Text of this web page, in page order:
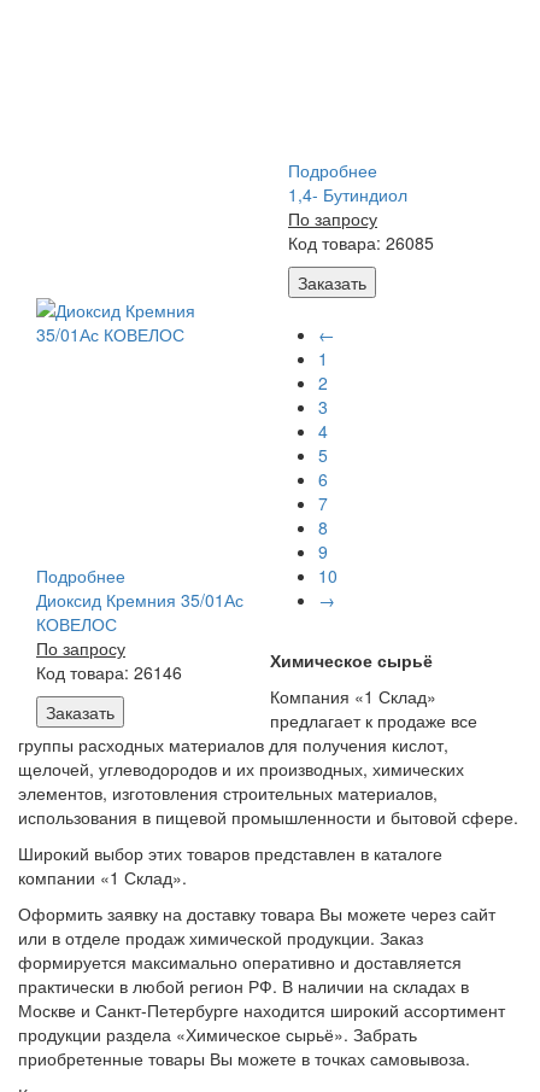
Подробнее
1,4- Бутиндиол
По запросу
Код товара: 26085
Заказать
Подробнее
Диоксид Кремния 35/01Ас
КОВЕЛОС
По запросу
Код товара: 26146
Заказать
←
1
2
3
4
5
6
7
8
9
10
→
Химическое сырьё
Компания «1 Склад»
предлагает к продаже все
группы расходных материалов для получения кислот,
щелочей, углеводородов и их производных, химических
элементов, изготовления строительных материалов,
использования в пищевой промышленности и бытовой сфере.
Широкий выбор этих товаров представлен в каталоге
компании «1 Склад».
Оформить заявку на доставку товара Вы можете через сайт
или в отделе продаж химической продукции. Заказ
формируется максимально оперативно и доставляется
практически в любой регион РФ. В наличии на складах в
Москве и Санкт-Петербурге находится широкий ассортимент
продукции раздела «Химическое сырьё». Забрать
приобретенные товары Вы можете в точках самовывоза.